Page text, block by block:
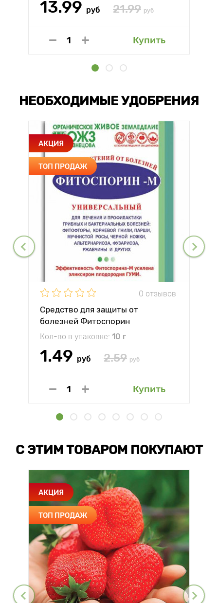
13.99 руб 21.99 руб
Купить
НЕОБХОДИМЫЕ УДОБРЕНИЯ
АКЦИЯ
ТОП ПРОДАЖ
0 отзывов
Средство для защиты от
болезней Фитоспорин
Кол-во в упаковке: 10 г
1.49 руб 2.59 руб
Купить
С ЭТИМ ТОВАРОМ ПОКУПАЮТ
АКЦИЯ
ТОП ПРОДАЖ